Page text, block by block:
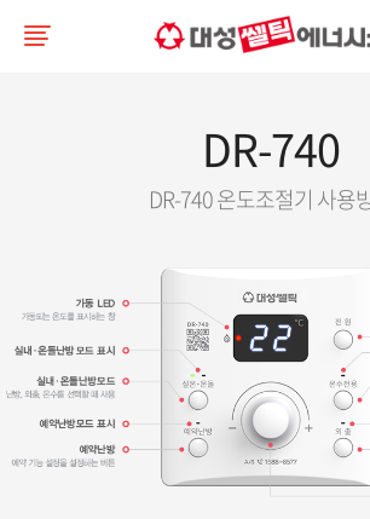
DR-740
DR-740 온도조절기 사용